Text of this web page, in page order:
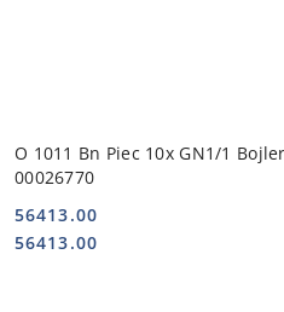
O 1011 Bn Piec 10x GN1/1
00026770
Cena:
56413.00
Cena:
56413.00